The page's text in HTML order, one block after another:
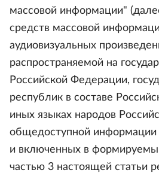
массовой информации"
средств массовой
аудиовизуальных
распространяемой на
Российской Федерации,
республик в составе
иных языках народов
общедоступной информации
и включенных в
частью 3 настоящей статьи